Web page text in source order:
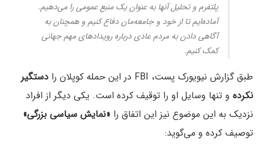
پلتفرم و تحلیل آنها به عنوان یک منبع عمومی را می‌دهیم.
آماده‌ایم تا از خود و جامعه‌مان دفاع کنیم و همچنان به
آگاهی دادن به مردم عادی درباره رویدادهای مهم جهانی
کمک کنیم.
طبق گزارش نیویورک پست، FBI در این حمله کوپلان را
دستگیر
نکرده و تنها وسایل او را توقیف کرده است. یکی دیگر از افراد
نزدیک به این موضوع نیز این اتفاق را «نمایش سیاسی بزرگی»
توصیف کرده و می‌گوید: